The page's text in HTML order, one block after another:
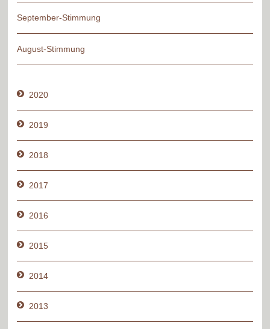
September-Stimmung
August-Stimmung
2020
2019
2018
2017
2016
2015
2014
2013